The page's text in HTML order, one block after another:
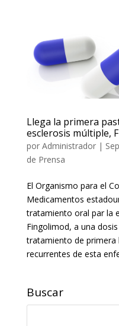
Llega la primera
esclerosis múltiple,
por Administrador|
de Prensa
El Organismo para el
Medicamentos
tratamiento oral par la
Fingolimod, a una
tratamiento de primera
recurrentes de esta
Buscar